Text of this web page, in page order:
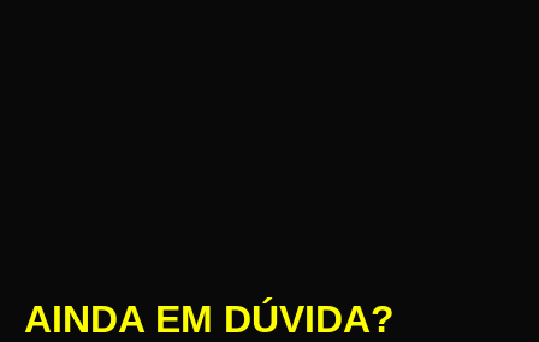
AINDA EM DÚVIDA?